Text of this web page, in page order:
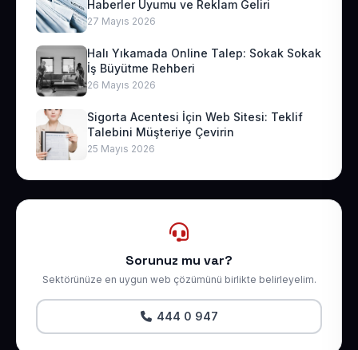
Haberler Uyumu ve Reklam Geliri
27 Mayıs 2026
Halı Yıkamada Online Talep: Sokak Sokak
İş Büyütme Rehberi
26 Mayıs 2026
Sigorta Acentesi İçin Web Sitesi: Teklif
Talebini Müşteriye Çevirin
25 Mayıs 2026
Sorunuz mu var?
Sektörünüze en uygun web çözümünü birlikte belirleyelim.
444 0 947